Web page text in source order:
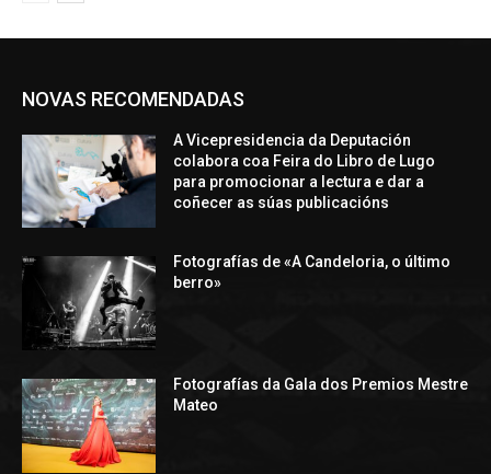
NOVAS RECOMENDADAS
A Vicepresidencia da Deputación
colabora coa Feira do Libro de Lugo
para promocionar a lectura e dar a
coñecer as súas publicacións
Fotografías de «A Candeloria, o último
berro»
Fotografías da Gala dos Premios Mestre
Mateo